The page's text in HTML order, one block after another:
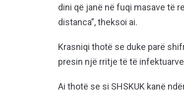
dini që janë në fuqi masave të
distanca”, theksoi ai.
Krasniqi thotë se duke parë
presin një rritje të të
Ai thotë se si SHSKUK kanë